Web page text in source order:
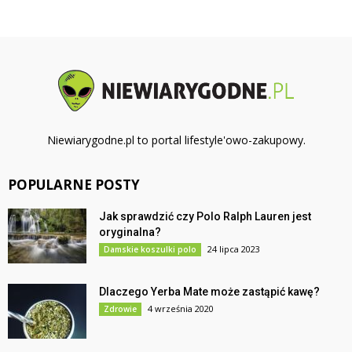
Niewiarygodne.pl to portal lifestyle'owo-zakupowy.
POPULARNE POSTY
Jak sprawdzić czy Polo Ralph Lauren jest
oryginalna?
Damskie koszulki polo 24 lipca 2023
Dlaczego Yerba Mate może zastąpić kawę?
Zdrowie 4 września 2020